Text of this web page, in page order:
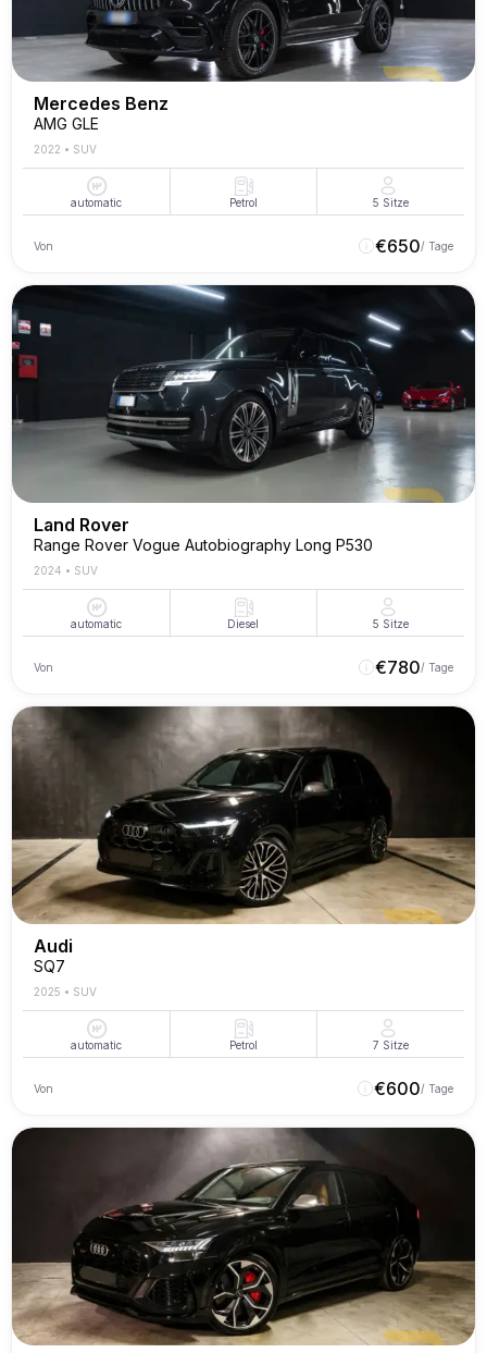
Mercedes Benz
AMG GLE
2022 • SUV
automatic Petrol 5 Sitze
Von €650/ Tage
Land Rover
Range Rover Vogue Autobiography Long P530
2024 • SUV
automatic Diesel 5 Sitze
Von €780/ Tage
Audi
SQ7
2025 • SUV
automatic Petrol 7 Sitze
Von €600/ Tage